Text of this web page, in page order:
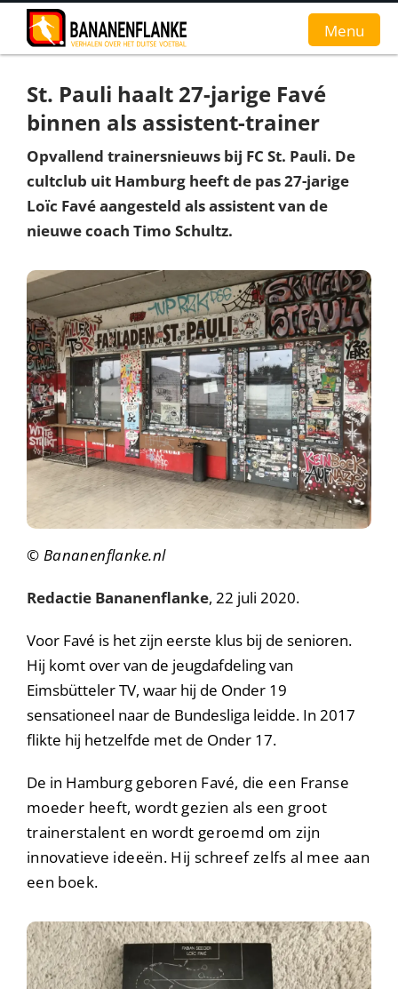
Home
Nieuws
Interviews
Groundhopverhalen
Achtergrond
Menu
St. Pauli haalt 27-jarige Favé
binnen als assistent-trainer
Opvallend trainersnieuws bij FC St. Pauli. De
cultclub uit Hamburg heeft de pas 27-jarige
Loïc Favé aangesteld als assistent van de
nieuwe coach Timo Schultz.
© Bananenflanke.nl
Redactie Bananenflanke, 22 juli 2020.
Voor Favé is het zijn eerste klus bij de senioren.
Hij komt over van de jeugdafdeling van
Eimsbütteler TV, waar hij de Onder 19
sensationeel naar de Bundesliga leidde. In 2017
flikte hij hetzelfde met de Onder 17.
De in Hamburg geboren Favé, die een Franse
moeder heeft, wordt gezien als een groot
trainerstalent en wordt geroemd om zijn
innovatieve ideeën. Hij schreef zelfs al mee aan
een boek.